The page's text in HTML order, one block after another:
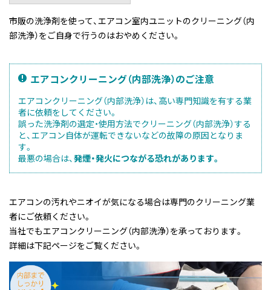
市販の洗浄剤を使って、エアコン室内ユニットのクリーニング（内
部洗浄）をご自身で行うのはおやめください。
エアコンクリーニング（内部洗浄）のご注意
エアコンクリーニング（内部洗浄）は、高い専門知識を有する業
者に依頼をしてください。
誤った洗浄剤の選定・使用方法でクリーニング（内部洗浄）する
と、エアコン自体が運転できないなどの故障の原因となりま
す。
最悪の場合は、発煙・発火につながる恐れがあります。
エアコンの汚れやニオイが気になる場合は専門のクリーニング業
者にご依頼ください。
当社でもエアコンクリーニング（内部洗浄）を承っております。
詳細は下記ページをご覧ください。